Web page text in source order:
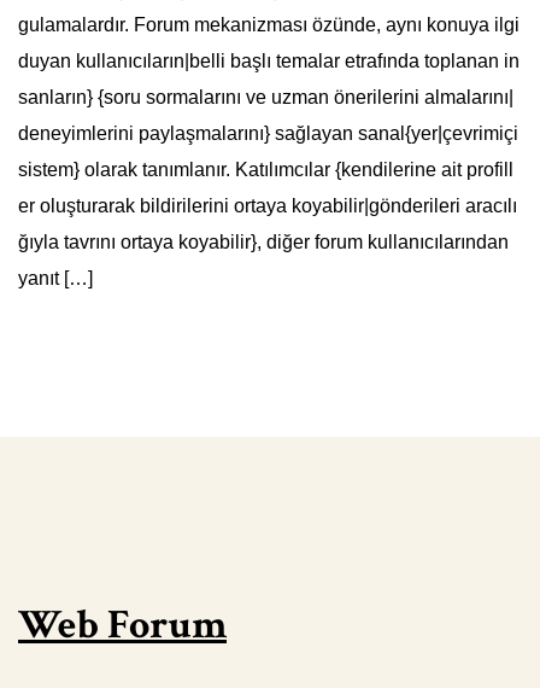
gulamalardır. Forum mekanizması özünde, aynı konuya ilgi
duyan kullanıcıların|belli başlı temalar etrafında toplanan in
sanların} {soru sormalarını ve uzman önerilerini almalarını|
deneyimlerini paylaşmalarını} sağlayan sanal{yer|çevrimiçi
sistem} olarak tanımlanır. Katılımcılar {kendilerine ait profill
er oluşturarak bildirilerini ortaya koyabilir|gönderileri aracılı
ğıyla tavrını ortaya koyabilir}, diğer forum kullanıcılarından
yanıt […]
Web Forum